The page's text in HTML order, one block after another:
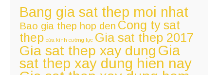
Bang gia sat thep moi nhat
Bao gia thep hop den Cong ty sat
thep cửa kính cường lực Gia sat thep 2017
Gia sat thep xay dung Gia
sat thep xay dung hien nay